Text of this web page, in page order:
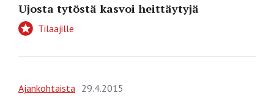
Ujosta tytöstä kasvoi heittäytyjä
Tilaajille
Ajankohtaista 29.4.2015